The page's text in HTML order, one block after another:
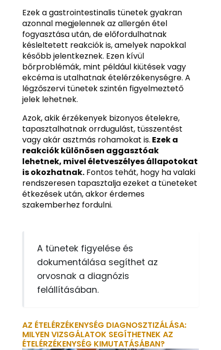
Ezek a gastrointestinalis tünetek gyakran
azonnal megjelennek az allergén étel
fogyasztása után, de előfordulhatnak
késleltetett reakciók is, amelyek napokkal
később jelentkeznek. Ezen kívül
bőrproblémák, mint például kiütések vagy
ekcéma is utalhatnak ételérzékenységre. A
légzőszervi tünetek szintén figyelmeztető
jelek lehetnek.
Azok, akik érzékenyek bizonyos ételekre,
tapasztalhatnak orrdugulást, tüsszentést
vagy akár asztmás rohamokat is. Ezek a
reakciók különösen aggasztóak
lehetnek, mivel életveszélyes állapotokat
is okozhatnak.Fontos tehát, hogy ha valaki
rendszeresen tapasztalja ezeket a tüneteket
étkezések után, akkor érdemes
szakemberhez fordulni.
A tünetek figyelése és
dokumentálása segíthet az
orvosnak a diagnózis
felállításában.
AZ ÉTELÉRZÉKENYSÉG DIAGNOSZTIZÁLÁSA:
MILYEN VIZSGÁLATOK SEGÍTHETNEK AZ
ÉTELÉRZÉKENYSÉG KIMUTATÁSÁBAN?